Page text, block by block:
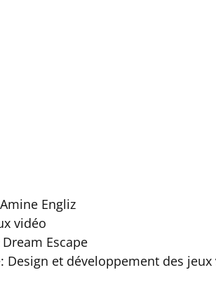
Engliz
vidéo
Escape
Design et développement des jeux